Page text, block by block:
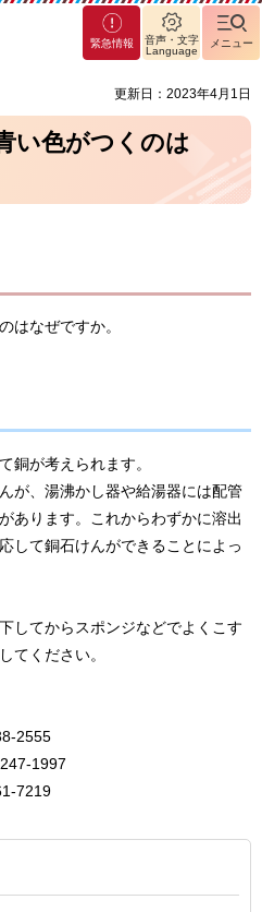
緊急情報
音声・文字
Language
メニュー
更新日：2023年4月1日
い色がつくのは
はなぜですか。
銅が考えられます。
が、湯沸かし器や給湯器には配管
あります。これからわずかに溶出
して銅石けんができることによっ
してからスポンジなどでよくこす
てください。
2555
1997
7219